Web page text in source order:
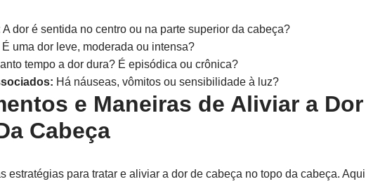
A dor é sentida no centro ou na parte superior da cabeça?
É uma dor leve, moderada ou intensa?
tempo a dor dura? É episódica ou crônica?
Há náuseas, vômitos ou sensibilidade à luz?
e Maneiras de Aliviar a
Cabeça
estratégias para tratar e aliviar a dor de cabeça no topo da cabeça.